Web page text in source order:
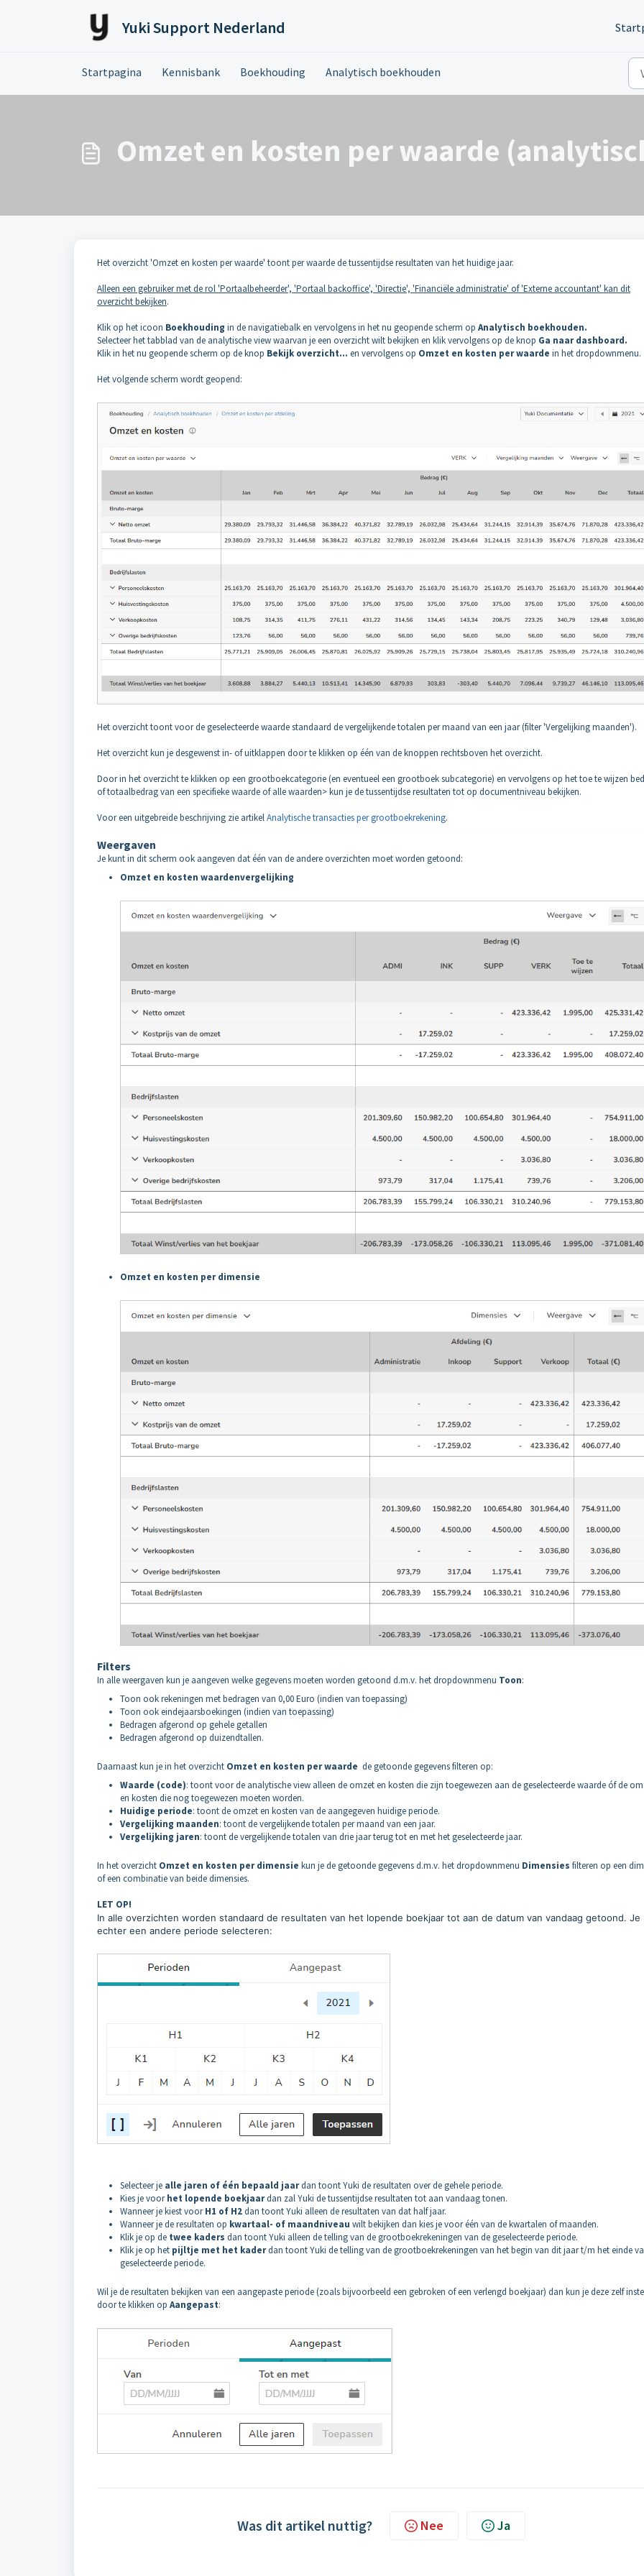
Yuki Support Nederland
Startpagina Kennisbank Boekhouding Analytisch boekhouden
Omzet en kosten per waarde
Het overzicht 'Omzet en kosten per waarde' toont per waarde de tussentijdse resultaten van het huidige jaar.
Alleen een gebruiker met de rol 'Portaalbeheerder', 'Portaal backoffice', 'Directie', 'Financiële administratie' of 'Externe accountant' kan dit
overzicht bekijken.
Klik op het icoon Boekhouding in de navigatiebalk en vervolgens in het nu geopende scherm op Analytisch boekhouden.
Selecteer het tabblad van de analytische view waarvan je een overzicht wilt bekijken en klik vervolgens op de knop Ga naar dashboard.
Klik in het nu geopende scherm op de knop Bekijk overzicht... en vervolgens op Omzet en kosten per waarde in het dropdownmenu.
Het volgende scherm wordt geopend:
Het overzicht toont voor de geselecteerde waarde standaard de vergelijkende totalen per maand van een jaar (filter 'Vergelijking maanden').
Het overzicht kun je desgewenst in- of uitklappen door te klikken op één van de knoppen rechtsboven het overzicht.
Door in het overzicht te klikken op een grootboekcategorie (en eventueel een grootboek subcategorie) en vervolgens op het toe te wijzen
of totaalbedrag van een specifieke waarde of alle waarden> kun je de tussentijdse resultaten tot op documentniveau bekijken.
Voor een uitgebreide beschrijving zie artikelAnalytische transacties per grootboekrekening.
Weergaven
Je kunt in dit scherm ook aangeven dat één van de andere overzichten moet worden getoond:
Omzet en kosten waardenvergelijking
Omzet en kosten per dimensie
Filters
In alle weergaven kun je aangeven welke gegevens moeten worden getoond d.m.v. het dropdownmenu Toon:
Toon ook rekeningen met bedragen van 0,00 Euro (indien van toepassing)
Toon ook eindejaarsboekingen (indien van toepassing)
Bedragen afgerond op gehele getallen
Bedragen afgerond op duizendtallen.
Daarnaast kun je in het overzicht Omzet en kosten per waarde de getoonde gegevens filteren op:
Waarde (code): toont voor de analytische view alleen de omzet en kosten die zijn toegewezen aan de geselecteerde waarde óf de
en kosten die nog toegewezen moeten worden.
Huidige periode: toont de omzet en kosten van de aangegeven huidige periode.
Vergelijking maanden: toont de vergelijkende totalen per maand van een jaar.
Vergelijking jaren: toont de vergelijkende totalen van drie jaar terug tot en met het geselecteerde jaar.
In het overzicht Omzet en kosten per dimensie kun je de getoonde gegevens d.m.v. het dropdownmenu Dimensies filteren op een
of een combinatie van beide dimensies.
LET OP!
In alle overzichten worden standaard de resultaten van het lopende boekjaar tot aan de datum van vandaag getoond. Je
echter een andere periode selecteren:
Selecteer je alle jaren of één bepaald jaardan toont Yuki de resultaten over de gehele periode.
Kies je voorhet lopende boekjaardan zal Yuki de tussentijdse resultaten tot aan vandaag tonen.
Wanneer je kiest voorH1 of H2dan toont Yuki alleen de resultaten van dat half jaar.
Wanneer je de resultaten op kwartaal- of maandniveau wilt bekijken dan kies je voor één van de kwartalen of maanden.
Klik je op de twee kaders dan toont Yuki alleen de telling van de grootboekrekeningen van de geselecteerde periode.
Klik je op het pijltje met het kaderdan toont Yuki de telling van de grootboekrekeningen van het begin van dit jaar t/m het einde
geselecteerde periode.
Wil je de resultaten bekijken van een aangepaste periode (zoals bijvoorbeeld een gebroken of een verlengd boekjaar) dan kun je deze zelf
door te klikken op Aangepast:
Was dit artikel nuttig? Nee Ja